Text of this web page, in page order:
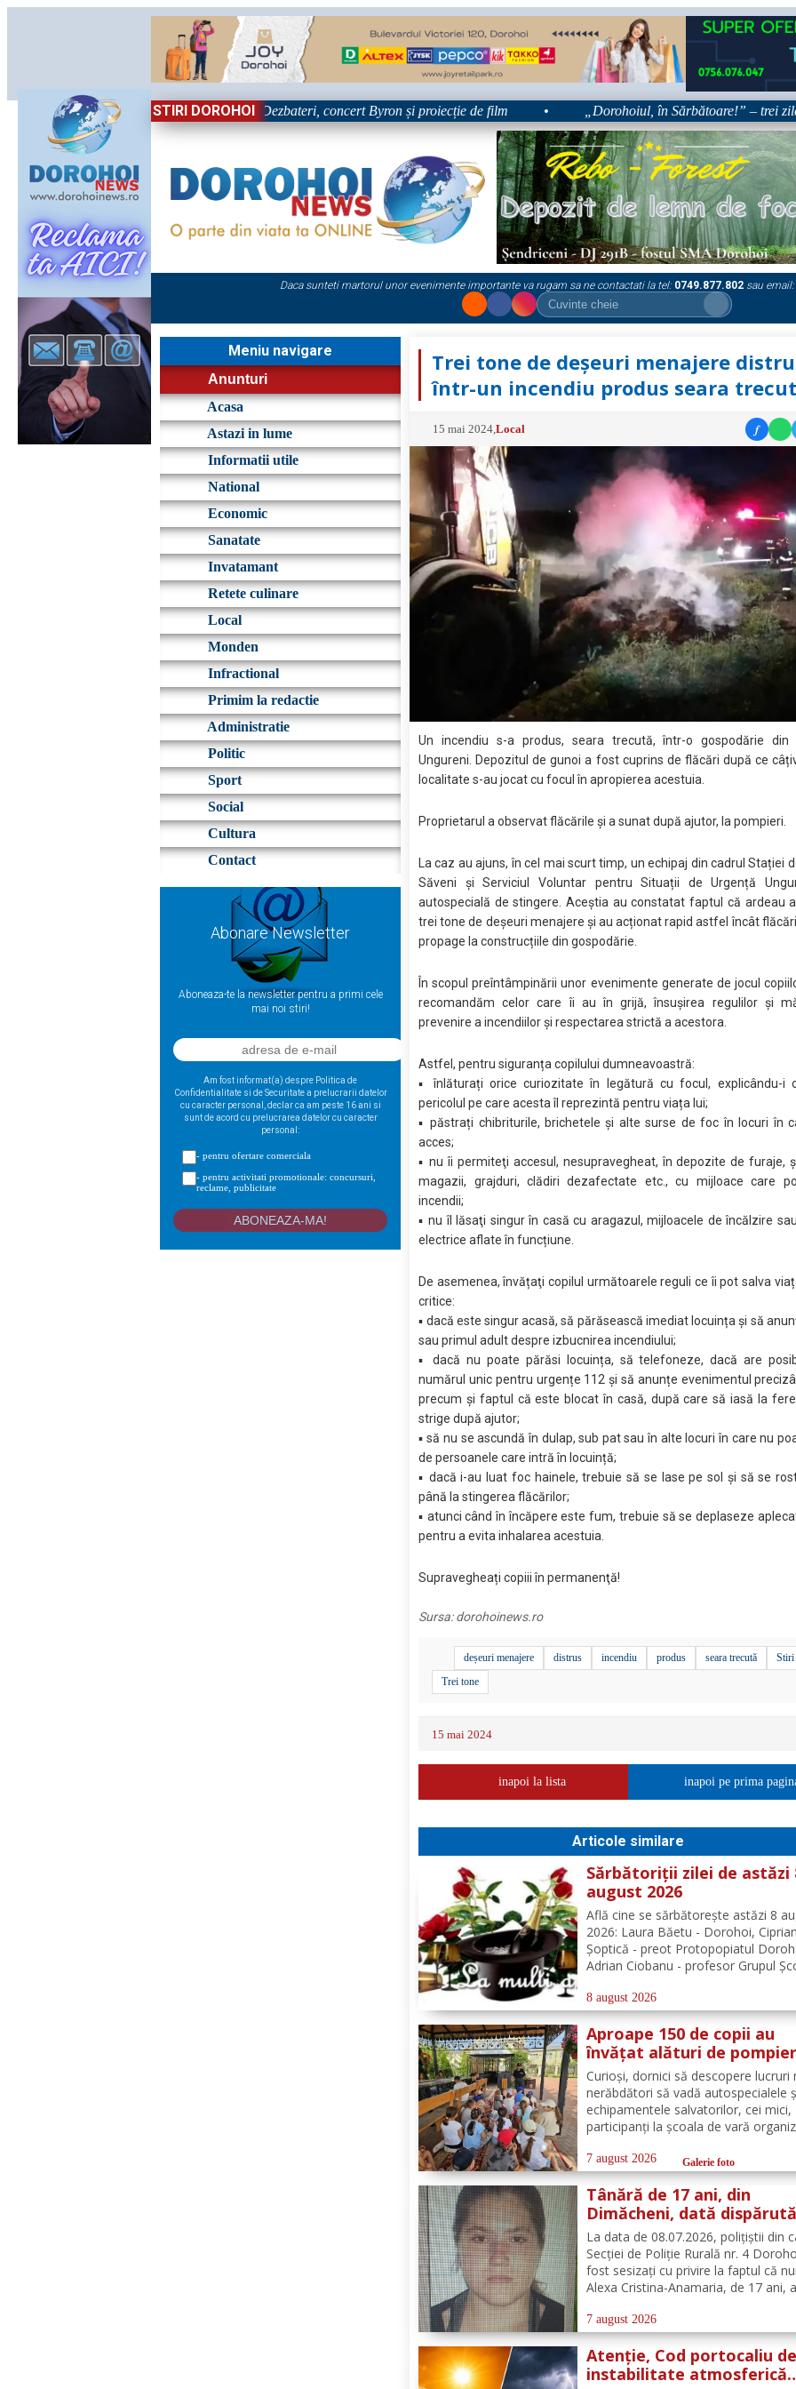
STIRI DOROHOI
primei zile la Zilele Nordului 2026: Dezbateri, concert Byron și proiecție de film • „Dorohoiul, în Sărbătoare!” – trei zile
Daca sunteti martorul unor evenimente importante va rugam sa ne contactati la tel: 0749.877.802 sau email:
Meniu navigare
Anunturi
Acasa
Astazi in lume
Informatii utile
National
Economic
Sanatate
Invatamant
Retete culinare
Local
Monden
Infractional
Primim la redactie
Administratie
Politic
Sport
Social
Cultura
Contact
Abonare Newsletter
Aboneaza-te la newsletter pentru a primi cele
mai noi stiri!
Am fost informat(a) despre Politica de
Confidentialitate si de Securitate a prelucrarii datelor
cu caracter personal, declar ca am peste 16 ani si
sunt de acord cu prelucrarea datelor cu caracter
personal:
- pentru ofertare comerciala
- pentru activitati promotionale: concursuri,
reclame, publicitate
Trei tone de deșeuri menajere
într-un incendiu produs seara
15 mai 2024 ,Local f
Un incendiu s-a produs, seara trecută, într-o gospodărie din
Ungureni. Depozitul de gunoi a fost cuprins de flăcări după ce
localitate s-au jocat cu focul în apropierea acestuia.
Proprietarul a observat flăcările și a sunat după ajutor, la pompieri.
La caz au ajuns, în cel mai scurt timp, un echipaj din cadrul Stației
Săveni și Serviciul Voluntar pentru Situații de Urgență
autospecială de stingere. Aceștia au constatat faptul că ardeau
trei tone de deșeuri menajere și au acționat rapid astfel încât
propage la construcțiile din gospodărie.
În scopul preîntâmpinării unor evenimente generate de jocul
recomandăm celor care îi au în grijă, însușirea regulilor și
prevenire a incendiilor și respectarea strictă a acestora.
Astfel, pentru siguranța copilului dumneavoastră:
▪ înlăturați orice curiozitate în legătură cu focul, explicându-i
pericolul pe care acesta îl reprezintă pentru viața lui;
▪ păstrați chibriturile, brichetele și alte surse de foc în locuri în
acces;
▪ nu îi permiteţi accesul, nesupravegheat, în depozite de furaje,
magazii, grajduri, clădiri dezafectate etc., cu mijloace care
incendii;
▪ nu îl lăsaţi singur în casă cu aragazul, mijloacele de încălzire
electrice aflate în funcțiune.
De asemenea, învățaţi copilul următoarele reguli ce îi pot salva
critice:
▪ dacă este singur acasă, să părăsească imediat locuința și să
sau primul adult despre izbucnirea incendiului;
▪ dacă nu poate părăsi locuința, să telefoneze, dacă are
numărul unic pentru urgențe 112 și să anunțe evenimentul
precum și faptul că este blocat în casă, după care să iasă la
strige după ajutor;
▪ să nu se ascundă în dulap, sub pat sau în alte locuri în care nu
de persoanele care intră în locuință;
▪ dacă i-au luat foc hainele, trebuie să se lase pe sol și să se
până la stingerea flăcărilor;
▪ atunci când în încăpere este fum, trebuie să se deplaseze
pentru a evita inhalarea acestuia.
Supravegheați copiii în permanenţă!
Sursa:dorohoinews.ro
deșeuri menajere distrus incendiu produs seara trecută
Stiri
Trei tone
15 mai 2024
inapoi la lista inapoi pe prima
Articole similare
Sărbătoriții zilei de astăzi
august 2026
Află cine se sărbătoreşte astăzi 8
2026: Laura Băetu - Dorohoi, Ciprian
Șoptică - preot Protopopiatul
Adrian Ciobanu - profesor Grupul
Bompa - medic de familie comuna
Câmpului. Redacția Dorohoi News
tuturor La mulți ani!...
8 august 2026
Aproape 150 de copii au
învățat alături de
botoșăneni, că siguranța
începe cu un gest simplu
Curioși, dornici să descopere lucruri
nerăbdători să vadă autospecialele
echipamentele salvatorilor, cei mici,
participanți la școala de vară
Botoșani, au avut parte de o
interactivă despre prevenirea
urgență și...
7 august 2026 Galerie foto
Tânără de 17 ani, din
Dimăcheni, dată dispărută
după ce a plecat voluntar
acasă și nu a mai revenit
La data de 08.07.2026, polițiștii din
Secției de Poliție Rurală nr. 4
fost sesizați cu privire la faptul că
Alexa Cristina-Anamaria, de 17 ani, a
din satul și comuna Dimăcheni,
Botoșani. Semnalmentele numitei
7 august 2026
Atenție, Cod portocaliu de
instabilitate atmosferică